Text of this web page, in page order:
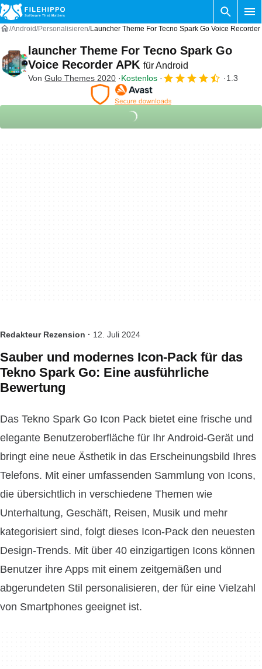
Android Personalisieren Launcher Theme For Tecno Spark Go Voice
launcher Theme For Tecno Spark Go
Voice Recorder APK für Android
Von Gulo Themes 2020 Kostenlos 1.3
Redakteur Rezension · 12. Juli 2024
Sauber und modernes Icon-Pack für das
Tekno Spark Go: Eine ausführliche
Bewertung
Das Tekno Spark Go Icon Pack bietet eine frische und
elegante Benutzeroberfläche für Ihr Android-Gerät und
bringt eine neue Ästhetik in das Erscheinungsbild Ihres
Telefons. Mit einer umfassenden Sammlung von Icons,
die übersichtlich in verschiedene Themen wie
Unterhaltung, Geschäft, Reisen, Musik und mehr
kategorisiert sind, folgt dieses Icon-Pack den neuesten
Design-Trends. Mit über 40 einzigartigen Icons können
Benutzer ihre Apps mit einem zeitgemäßen und
abgerundeten Stil personalisieren, der für eine Vielzahl
von Smartphones geeignet ist.